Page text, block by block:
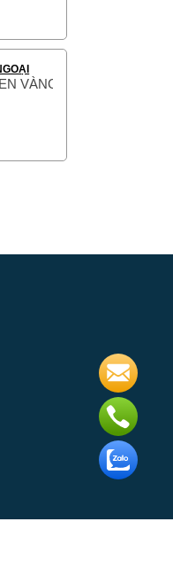
VÀNG